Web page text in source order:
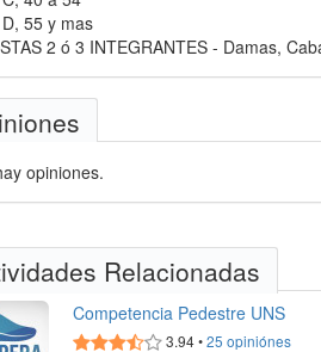
55 y mas
2 ó 3 INTEGRANTES - Damas,
opiniones.
Relacionadas
Competencia Pedestre UNS
3.94•25 opiniónes